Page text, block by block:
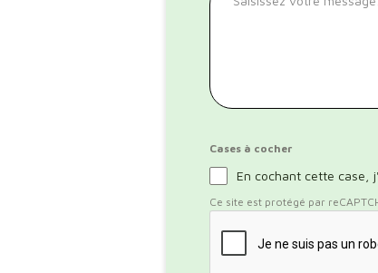
Cases à cocher
En cochant cette case,
Ce site est protégé par